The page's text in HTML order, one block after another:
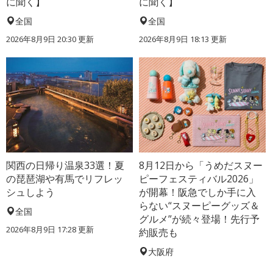
全国
2026年8月9日 20:30更新
全国
2026年8月9日 18:13 更新
関西の日帰り温泉33選！夏
の琵琶湖や有馬でリフレッ
シュしよう
全国
2026年8月9日 17:28更新
8月12日から「うめだスヌー
ピーフェスティバル2026」
が開幕！阪急でしか手に入
らない“スヌーピーグッズ＆
グルメ”が続々登場！先行予
約販売も
大阪府